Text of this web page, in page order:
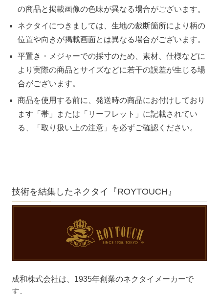
の商品と掲載画像の色味が異なる場合がございます。
ネクタイにつきましては、生地の裁断箇所により柄の
位置や向きが掲載画面とは異なる場合がございます。
平置き・メジャーでの採寸のため、素材、仕様などに
より実際の商品とサイズなどに若干の誤差が生じる場
合がございます。
商品を使用する前に、発送時の商品にお付けしており
ます「帯」または「リーフレット」に記載されてい
る、「取り扱い上の注意」を必ずご確認ください。
技術を結集したネクタイ『ROYTOUCH』
成和株式会社は、1935年創業のネクタイメーカーで
す。